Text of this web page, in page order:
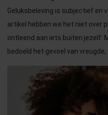
Geluksbeleving is subjectief en
artikel hebben we het niet over
ontleend aan iets buiten jezelf.
bedoeld het gevoel van